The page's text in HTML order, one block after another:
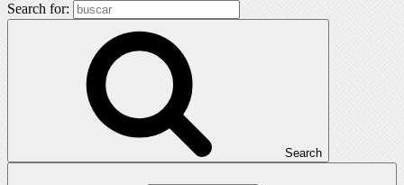
Search for:
Search